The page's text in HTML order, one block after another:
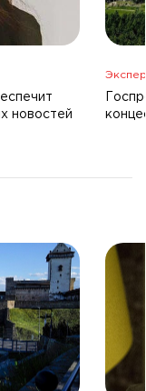
новостей